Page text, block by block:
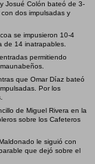
Josué Colón bateó de 3-
dos impulsadas y
se impusieron 10-4
de 14 inatrapables.
permitiendo
que Omar Díaz bateó
Por los
de Miguel Rivera en la
sobre los Cafeteros
le siguió con
que dejó sobre el